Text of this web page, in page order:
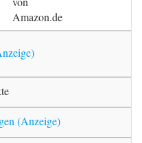
Amazon.de